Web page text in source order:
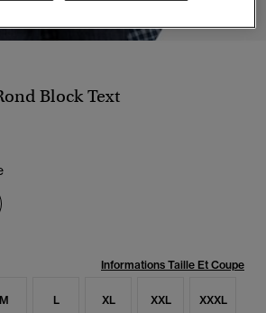
Block Text
Informations Taille Et Coupe
M L XL XXL XXXL